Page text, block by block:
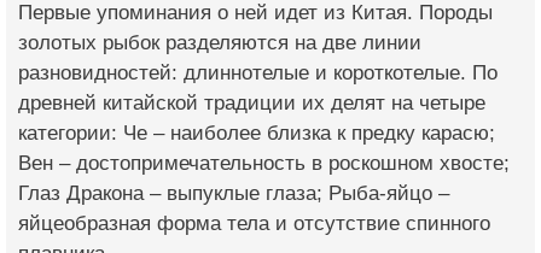
Первые упоминания о ней идет из Китая. Породы
золотых рыбок разделяются на две линии
разновидностей: длиннотелые и короткотелые. По
древней китайской традиции их делят на четыре
категории: Че – наиболее близка к предку карасю;
Вен – достопримечательность в роскошном хвосте;
Глаз Дракона – выпуклые глаза; Рыба-яйцо –
яйцеобразная форма тела и отсутствие спинного